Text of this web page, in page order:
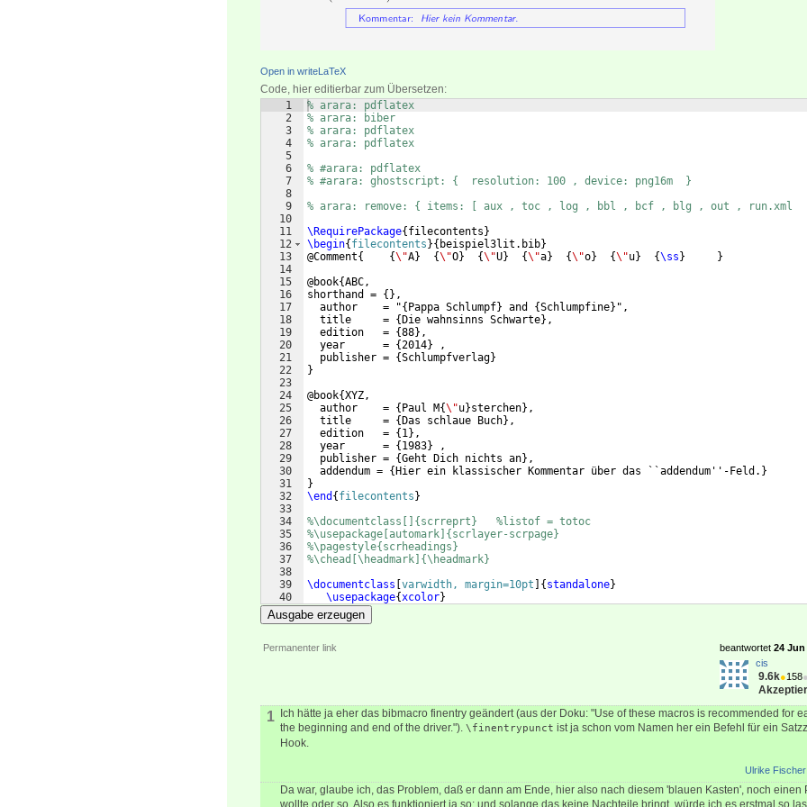
Open in writeLaTeX
Code, hier editierbar zum Übersetzen:
1
2
3
4
5
6
7
8
9
10
11
12
13
14
15
16
17
18
19
20
21
22
23
24
25
26
27
28
29
30
31
32
33
34
35
36
37
38
39
40
41
% arara: pdflatex
% arara: biber
% arara: pdflatex
% arara: pdflatex
% #arara: pdflatex
% #arara: ghostscript: {  resolution: 100 , device: png16m  }
% arara: remove: { items: [ aux , toc , log , bbl , bcf , blg , out , run.xml
\RequirePackage{ filecontents }
\begin{ filecontents }{ beispiel3lit.bib}
@Comment{ {\"A} {\"O} {\"U} {\"a} {\"o} {\"u} {\ss }
}
@book{ABC,
shorthand = { } ,
  author    = "
{ Pappa Schlumpf} and {Schlumpfine} ",
  title     =
{ Die wahnsinns Schwarte} ,
  edition   =
{88} ,
  year      =
{2014} ,
  publisher =
{Schlumpfverlag}
}
@book{XYZ,
  author    =
{ Paul M{\"u}sterchen} ,
  title     =
{ Das schlaue Buch} ,
  edition   =
{ 1} ,
  year      =
{ 1983} ,
  publisher =
{Geht Dich nichts an} ,
  addendum =
{ Hier ein klassischer Kommentar über das ``addendum''-Feld. }
}
\end { filecontents }
%\documentclass[]{scrreprt}   %listof = totoc
%\usepackage[automark]{scrlayer-scrpage}
%\pagestyle{scrheadings}
%\chead[\headmark]{\headmark}
\documentclass varwidth, margin=10pt { standalone}
\usepackage{xcolor}
\pagecolor
Ausgabe erzeugen
Permanenter link beantwortet 24 Jun
cis
9.6k●158
1
Ich hätte ja eher das bibmacro finentry geändert (aus der Doku: "Use of these macros is recommended for
the beginning and end of the driver."). \finentrypunct ist ja schon vom Namen her ein Befehl für ein
Hook.
Ulrike Fischer
Da war, glaube ich, das Problem, daß er dann am Ende, hier also nach diesem 'blauen Kasten', noch einen